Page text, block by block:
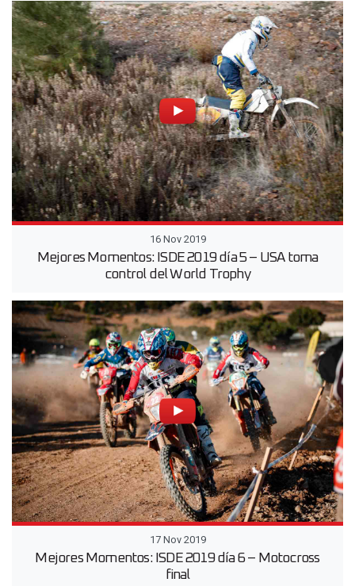
16 Nov 2019
Mejores Momentos: ISDE 2019 día 5 – USA toma
control del World Trophy
17 Nov 2019
Mejores Momentos: ISDE 2019 día 6 – Motocross
final